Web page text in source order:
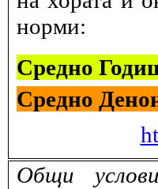
норми:
Средно
Средно
Общи